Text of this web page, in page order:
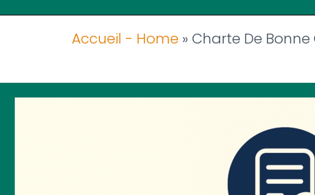
Accueil - Home » Charte De